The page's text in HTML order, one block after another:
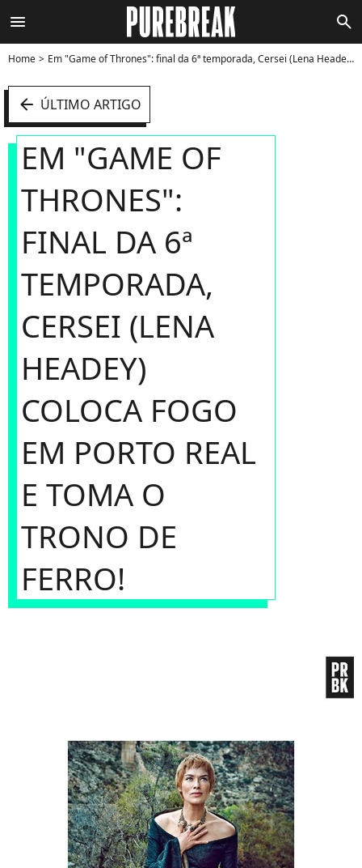
menu search
Home Em "Game of Thrones": final da 6ª temporada, Cersei (Lena Headey) coloca fogo em Porto Real e toma o Trono de Ferro! - Foto
arrow_left ÚLTIMO ARTIGO
EM "GAME OF
THRONES":
FINAL DA 6ª
TEMPORADA,
CERSEI (LENA
HEADEY)
COLOCA FOGO
EM PORTO REAL
E TOMA O
TRONO DE
FERRO!